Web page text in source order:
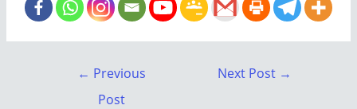
← Previous
Post
Next Post →